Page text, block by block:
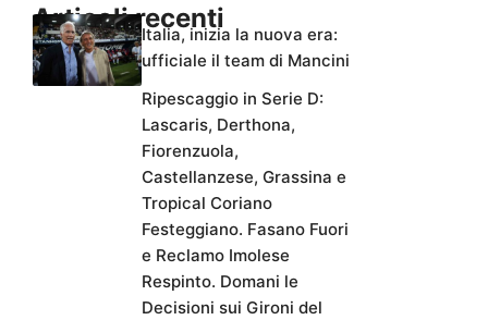
Articoli recenti
Italia, inizia la nuova era:
ufficiale il team di Mancini
Ripescaggio in Serie D:
Lascaris, Derthona,
Fiorenzuola,
Castellanzese, Grassina e
Tropical Coriano
Festeggiano. Fasano Fuori
e Reclamo Imolese
Respinto. Domani le
Decisioni sui Gironi del